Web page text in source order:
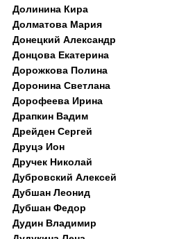
Долинина Кира
Долматова Мария
Донецкий Александр
Донцова Екатерина
Дорожкова Полина
Доронина Светлана
Дорофеева Ирина
Драпкин Вадим
Дрейден Сергей
Друцэ Ион
Дручек Николай
Дубровский Алексей
Дубшан Леонид
Дубшан Федор
Дудин Владимир